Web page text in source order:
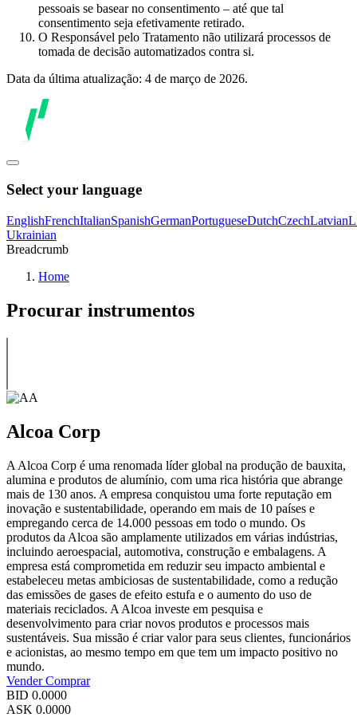
pessoais se basear no consentimento – até que tal
consentimento seja efetivamente retirado.
O Responsável pelo Tratamento não utilizará processos de
tomada de decisão automatizados contra si.
Data da última atualização: 4 de março de 2026.
Select your language
EnglishFrenchItalianSpanishGermanPortugueseDutchCzechLatvian
Ukrainian
Breadcrumb
Home
Procurar instrumentos
Alcoa Corp
A Alcoa Corp é uma renomada líder global na produção de bauxita,
alumina e produtos de alumínio, com uma rica história que abrange
mais de 130 anos. A empresa conquistou uma forte reputação em
inovação e sustentabilidade, operando em mais de 10 países e
empregando cerca de 14.000 pessoas em todo o mundo. Os
produtos da Alcoa são amplamente utilizados em várias indústrias,
incluindo aeroespacial, automotiva, construção e embalagens. A
empresa está comprometida em reduzir seu impacto ambiental e
estabeleceu metas ambiciosas de sustentabilidade, como a redução
das emissões de gases de efeito estufa e o aumento do uso de
materiais reciclados. A Alcoa investe em pesquisa e
desenvolvimento para criar novos produtos e processos mais
sustentáveis. Sua missão é criar valor para seus clientes, funcionários
e acionistas, ao mesmo tempo em que tem um impacto positivo no
mundo.
VenderComprar
BID 0.0000
ASK 0.0000